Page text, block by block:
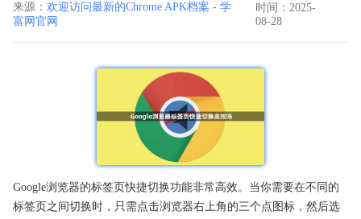
来源： 欢迎访问最新的Chrome APK档案 - 学
富网官网
时间：2025-
08-28
Google浏览器的标签页快捷切换功能非常高效。当你需要在不同的
标签页之间切换时，只需点击浏览器右上角的三个点图标，然后选